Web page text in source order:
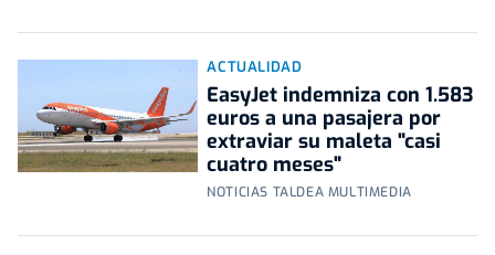
ACTUALIDAD
EasyJet indemniza con 1.583
euros a una pasajera por
extraviar su maleta "casi
cuatro meses"
NOTICIAS TALDEA MULTIMEDIA